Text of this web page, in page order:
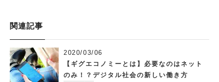
関連記事
2020/03/06
【ギグエコノミーとは】必要なのはネット
のみ！？デジタル社会の新しい働き方